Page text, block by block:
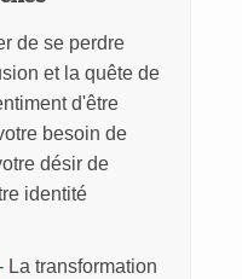
de se perdre
et la quête de
d'être
besoin de
désir de
identité
La transformation